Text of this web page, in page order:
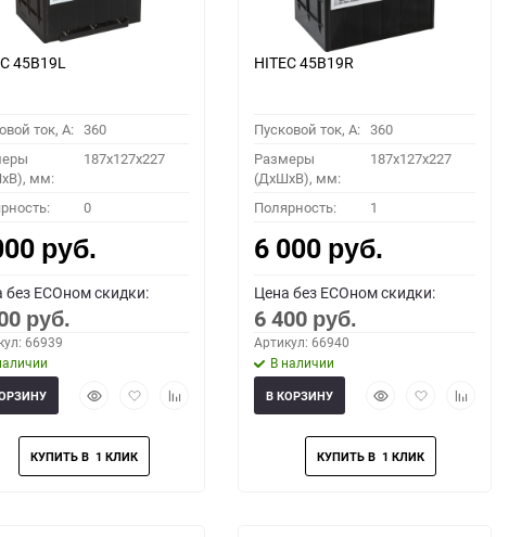
45B19L
ток, A: 360
мм:
187x127x227
0
руб.
без ECOном скидки:
руб.
66939
БыстрыйДобавить
избранное
Добавить
HITEC 45B19R
Пусковой ток, A: 360
Размеры
(ДхШхВ), мм:
187x127x227
Полярность: 1
6 000 руб.
Цена без ECOном скидки:
6 400 руб.
Артикул: 66940
В наличии
БыстрыйДобавить
избранное
Добавить
В КОРЗИНУ